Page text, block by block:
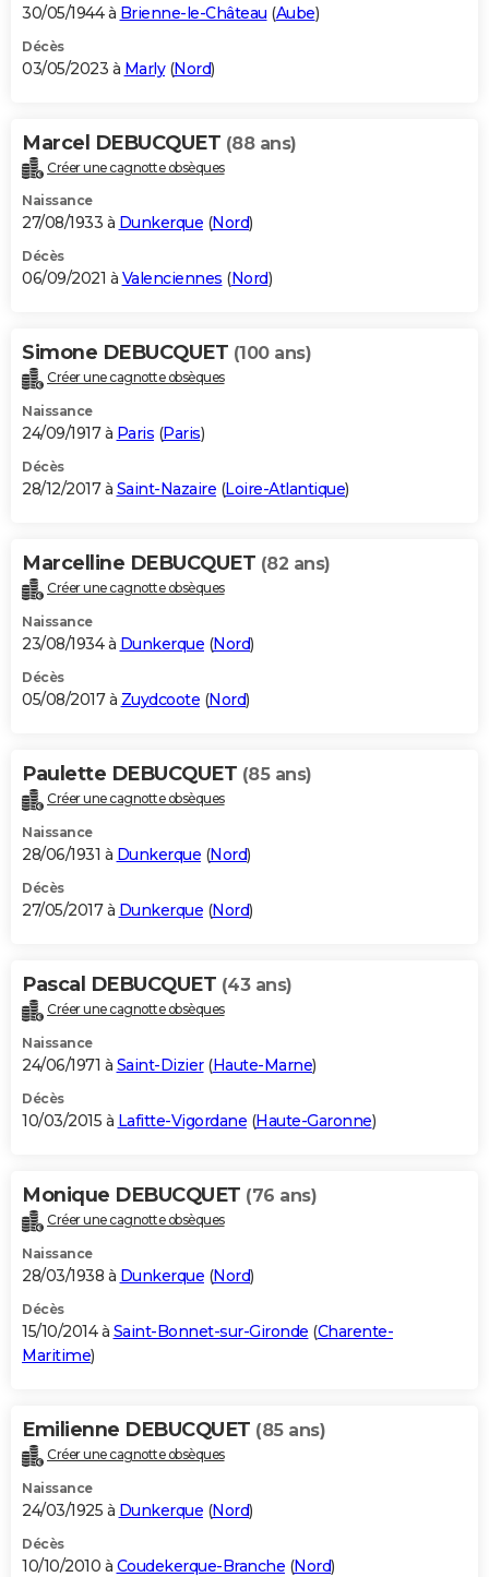
30/05/1944 à Brienne-le-Château (Aube)
Décès
03/05/2023 à Marly(Nord)
Marcel DEBUCQUET (88 ans)
Créer une cagnotte obsèques
Naissance
27/08/1933 à Dunkerque (Nord)
Décès
06/09/2021 à Valenciennes (Nord)
Simone DEBUCQUET (100 ans)
Créer une cagnotte obsèques
Naissance
24/09/1917 à Paris (Paris)
Décès
28/12/2017 à Saint-Nazaire (Loire-Atlantique)
Marcelline DEBUCQUET (82 ans)
Créer une cagnotte obsèques
Naissance
23/08/1934 à Dunkerque (Nord)
Décès
05/08/2017 à Zuydcoote (Nord)
Paulette DEBUCQUET (85 ans)
Créer une cagnotte obsèques
Naissance
28/06/1931 à Dunkerque (Nord)
Décès
27/05/2017 à Dunkerque (Nord)
Pascal DEBUCQUET (43 ans)
Créer une cagnotte obsèques
Naissance
24/06/1971 à Saint-Dizier(Haute-Marne)
Décès
10/03/2015 à Lafitte-Vigordane (Haute-Garonne)
Monique DEBUCQUET (76 ans)
Créer une cagnotte obsèques
Naissance
28/03/1938 à Dunkerque (Nord)
Décès
15/10/2014 à Saint-Bonnet-sur-Gironde (Charente-
Maritime)
Emilienne DEBUCQUET (85 ans)
Créer une cagnotte obsèques
Naissance
24/03/1925 à Dunkerque (Nord)
Décès
10/10/2010 à Coudekerque-Branche (Nord)